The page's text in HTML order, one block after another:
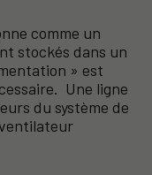
comme un
stockés dans un
» est
Une ligne
du système de